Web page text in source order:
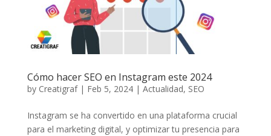
Cómo hacer SEO en Instagram este 2024
by Creatigraf| Feb 5, 2024| Actualidad, SEO
Instagram se ha convertido en una plataforma crucial
para el marketing digital, y optimizar tu presencia para